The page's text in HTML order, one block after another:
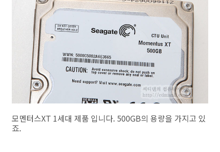
모멘터스XT 1세대 제품 입니다. 500GB의 용량을 가지고 있
죠.